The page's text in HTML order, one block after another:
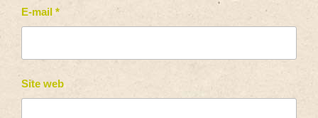
E-mail *
Site web